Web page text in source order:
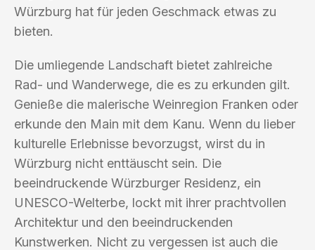
Würzburg hat für jeden Geschmack etwas zu
bieten.
Die umliegende Landschaft bietet zahlreiche
Rad- und Wanderwege, die es zu erkunden gilt.
Genieße die malerische Weinregion Franken oder
erkunde den Main mit dem Kanu. Wenn du lieber
kulturelle Erlebnisse bevorzugst, wirst du in
Würzburg nicht enttäuscht sein. Die
beeindruckende Würzburger Residenz, ein
UNESCO-Welterbe, lockt mit ihrer prachtvollen
Architektur und den beeindruckenden
Kunstwerken. Nicht zu vergessen ist auch die